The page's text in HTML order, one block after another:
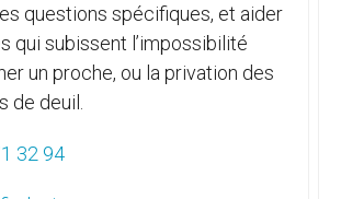
questions spécifiques, et aider
qui subissent l’impossibilité
un proche, ou la privation des
de deuil.
32 94